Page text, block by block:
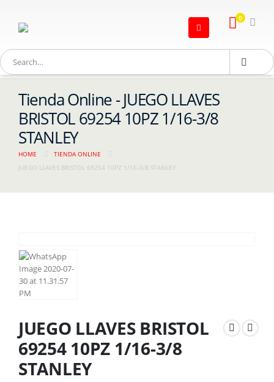
0
Tienda Online - JUEGO LLAVES
BRISTOL 69254 10PZ 1/16-3/8
STANLEY
HOME
TIENDA ONLINE
JUEGO LLAVES BRISTOL 69254 10PZ 1/16-3/8 STANLEY
JUEGO LLAVES BRISTOL
69254 10PZ 1/16-3/8
STANLEY